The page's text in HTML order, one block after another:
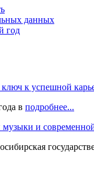
данных
год
к успешной
в подробнее...
и